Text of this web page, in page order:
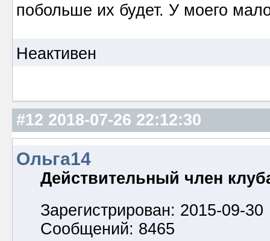
побольше их будет. У моего
Неактивен
#12 2018-07-26 22:12:30
Ольга14
Действительный член
Зарегистрирован: 2015-09-30
Сообщений: 8465